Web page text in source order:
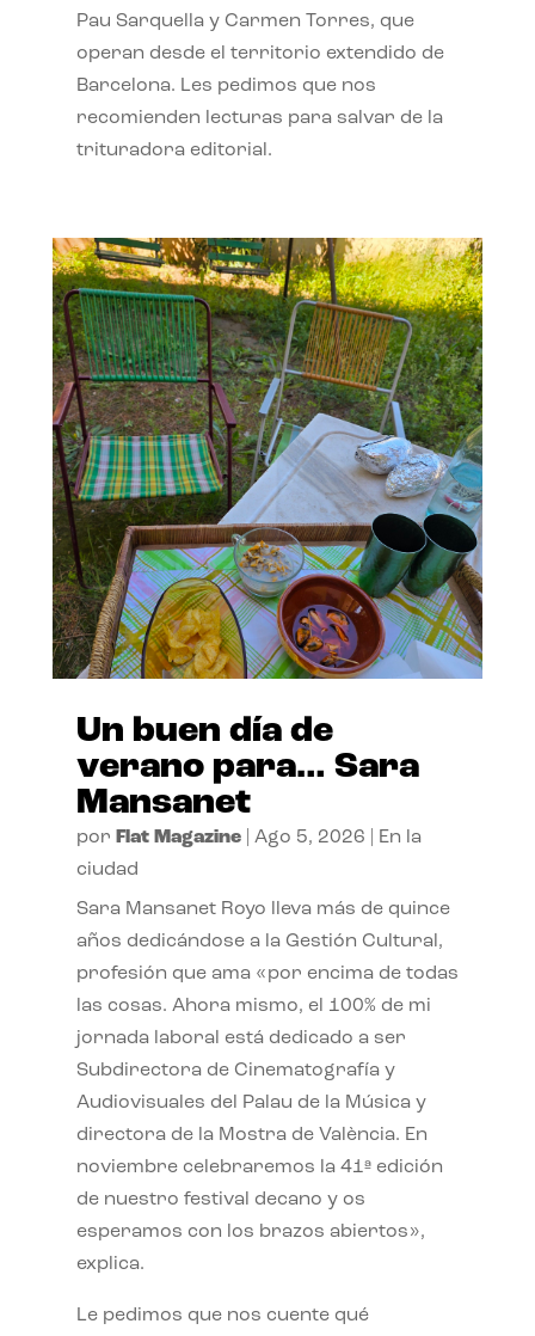
Pau Sarquella y Carmen Torres, que
operan desde el territorio extendido de
Barcelona. Les pedimos que nos
recomienden lecturas para salvar de la
trituradora editorial.
Un buen día de
verano para… Sara
Mansanet
por Flat Magazine| Ago 5, 2026
En la
ciudad
Sara Mansanet Royo lleva más de quince
años dedicándose a la Gestión Cultural,
profesión que ama «por encima de todas
las cosas. Ahora mismo, el 100% de mi
jornada laboral está dedicado a ser
Subdirectora de Cinematografía y
Audiovisuales del Palau de la Música y
directora de la Mostra de València. En
noviembre celebraremos la 41ª edición
de nuestro festival decano y os
esperamos con los brazos abiertos»,
explica.
Le pedimos que nos cuente qué